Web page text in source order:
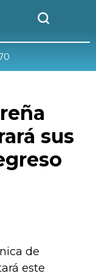
sus
de
este